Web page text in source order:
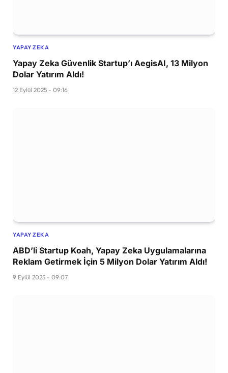
YAPAY ZEKA
Yapay Zeka Güvenlik Startup’ı AegisAI, 13 Milyon
Dolar Yatırım Aldı!
12 Eylül 2025 - 09:16
YAPAY ZEKA
ABD’li Startup Koah, Yapay Zeka Uygulamalarına
Reklam Getirmek İçin 5 Milyon Dolar Yatırım Aldı!
9 Eylül 2025 - 09:07